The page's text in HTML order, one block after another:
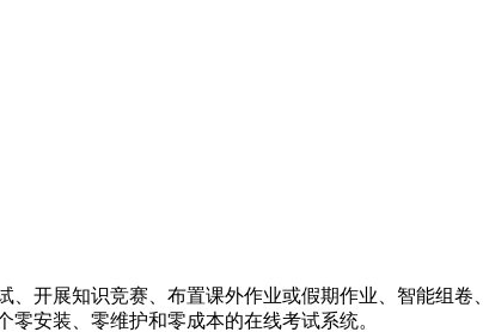
开展知识竞赛、布置课外作业或假期作业、智能组
安装、零维护和零成本的在线考试系统。